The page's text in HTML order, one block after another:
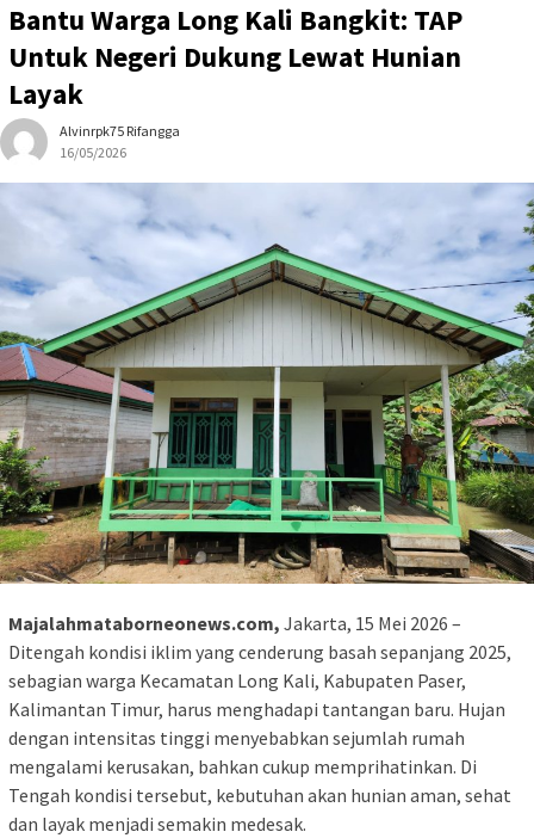
Bantu Warga Long Kali Bangkit: TAP
Untuk Negeri Dukung Lewat Hunian
Layak
Alvinrpk75 Rifangga
16/05/2026
Majalahmataborneonews.com, Jakarta, 15 Mei 2026 –
Ditengah kondisi iklim yang cenderung basah sepanjang 2025,
sebagian warga Kecamatan Long Kali, Kabupaten Paser,
Kalimantan Timur, harus menghadapi tantangan baru. Hujan
dengan intensitas tinggi menyebabkan sejumlah rumah
mengalami kerusakan, bahkan cukup memprihatinkan. Di
Tengah kondisi tersebut, kebutuhan akan hunian aman, sehat
dan layak menjadi semakin medesak.